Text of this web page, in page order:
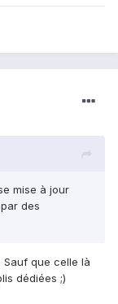
mise à jour
des
que celle là
dédiées ;)